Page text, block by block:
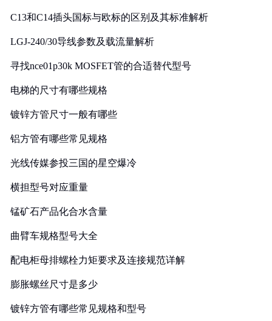
C13和C14插头国标与欧标的区别及其标准解析
LGJ-240/30导线参数及载流量解析
寻找nce01p30k MOSFET管的合适替代型号
电梯的尺寸有哪些规格
镀锌方管尺寸一般有哪些
铝方管有哪些常见规格
光线传媒参投三国的星空爆冷
横担型号对应重量
锰矿石产品化合水含量
曲臂车规格型号大全
配电柜母排螺栓力矩要求及连接规范详解
膨胀螺丝尺寸是多少
镀锌方管有哪些常见规格和型号